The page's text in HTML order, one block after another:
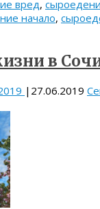
вред,
начало,
в
| 27.06.2019